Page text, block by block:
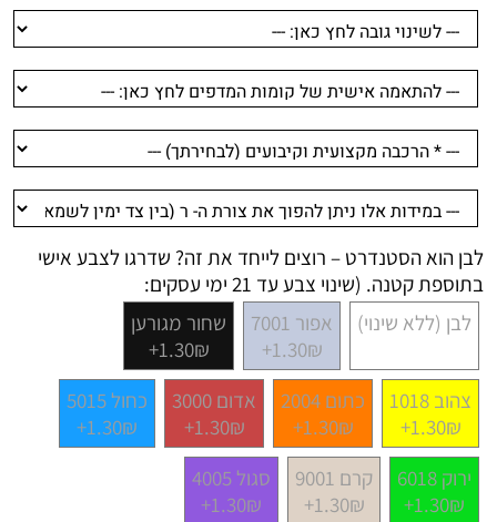
לבן הוא הסטנדרט – רוצים לייחד את זה? שדרגו לצבע אישי
בתוספת קטנה. (שינוי צבע עד 21 ימי עסקים:
לבן (ללא שינוי)
אפור 7001
1.30₪+
שחור מגורען
1.30₪+
צהוב 1018
1.30₪+
כתום 2004
1.30₪+
אדום 3000
1.30₪+
כחול 5015
1.30₪+
ירוק 6018
1.30₪+
קרם 9001
1.30₪+
סגול 4005
1.30₪+